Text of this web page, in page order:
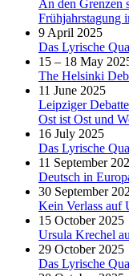
An den Grenzen
Frühjahrstagung
9 April 2025
Das Lyrische
15 – 18 May
The Helsinki
11 June 2025
Leipziger
Ost ist Ost und
16 July 2025
Das Lyrische
11 September
Deutsch in
30 September
Kein Verlass auf
15 October 2025
Ursula Krechel
29 October 2025
Das Lyrische